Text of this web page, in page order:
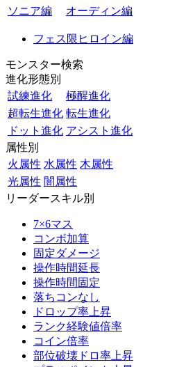
ソニア編
オーディン編
フェス限ヒロイン編
モンスター検索
進化形態別
試練進化
極醒進化
超転生進化 転生進化
ドット進化 アシスト進化
属性別
火属性 水属性 木属性
光属性 闇属性
リーダースキル別
7×6マス
コンボ加算
固定ダメージ
操作時間延長
操作時間固定
落ちコンなし
ドロップ率上昇
ランク経験値倍率
コイン倍率
部位破壊ドロ率上昇